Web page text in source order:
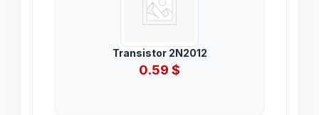
Transistor 2N2012
0.59 $